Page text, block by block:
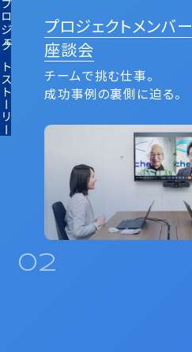
トーリー
プロジェクトメンバー
座談会
チームで挑む仕事。
成功事例の裏側に迫る。
02